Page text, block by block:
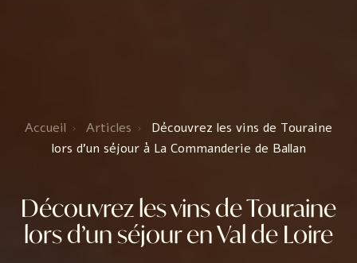
Accueil Articles
Découvrez les vins de Touraine
lors d’un séjour à La Commanderie de Ballan
Découvrez les vins de Touraine
lors d’un séjour en Val de Loire